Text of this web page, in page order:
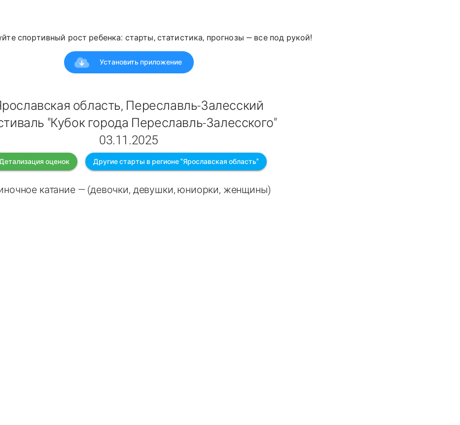
спортивный рост ребенка: старты, статистика, прогнозы — все под рукой!
Установить приложение
область, Переславль-Залесский
"Кубок города Переславль-Залесского"
03.11.2025
оценок Другие старты в регионе "Ярославская область"
катание — (девочки, девушки, юниорки, женщины)